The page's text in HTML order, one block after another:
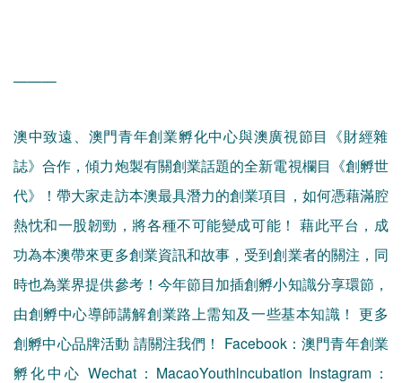
———
澳中致遠、澳門青年創業孵化中心與澳廣視節目《財經雜
誌》合作，傾力炮製有關創業話題的全新電視欄目《創孵世
代》！帶大家走訪本澳最具潛力的創業項目，如何憑藉滿腔
熱忱和一股韌勁，將各種不可能變成可能！ 藉此平台，成
功為本澳帶來更多創業資訊和故事，受到創業者的關注，同
時也為業界提供參考！今年節目加插創孵小知識分享環節，
由創孵中心導師講解創業路上需知及一些基本知識！ 更多
創孵中心品牌活動 請關注我們！ Facebook：澳門青年創業
孵化中心 Wechat：MacaoYouthlncubation Instagram：